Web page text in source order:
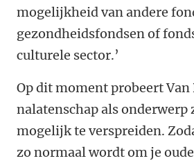
mogelijkheid van andere
gezondheidsfondsen of
culturele sector.’
Op dit moment probeert Van
nalatenschap als onderwerp
mogelijk te verspreiden.
zo normaal wordt om je